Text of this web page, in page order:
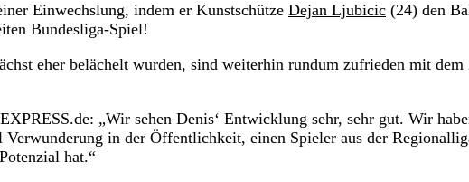
Einwechslung, indem er Kunstschütze Dejan Ljubicic (24) den
Bundesliga-Spiel!
eher belächelt wurden, sind weiterhin rundum zufrieden mit dem
„Wir sehen Denis‘ Entwicklung sehr, sehr gut. Wir
Verwunderung in der Öffentlichkeit, einen Spieler aus der
hat.“